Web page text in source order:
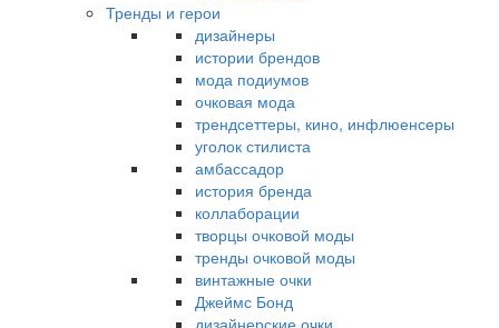
Тренды и герои
дизайнеры
истории брендов
мода подиумов
очковая мода
трендсеттеры, кино, инфлюенсеры
уголок стилиста
амбассадор
история бренда
коллаборации
творцы очковой моды
тренды очковой моды
винтажные очки
Джеймс Бонд